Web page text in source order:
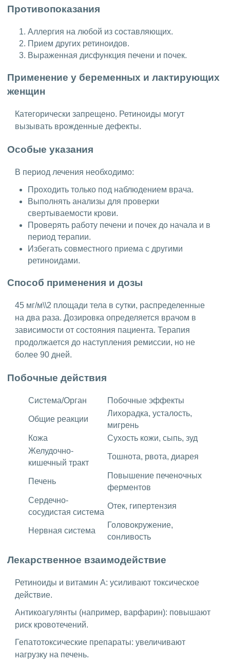
Противопоказания
Аллергия на любой из составляющих.
Прием других ретиноидов.
Выраженная дисфункция печени и почек.
Применение у беременных и лактирующих
женщин
Категорически запрещено. Ретиноиды могут
вызывать врожденные дефекты.
Особые указания
В период лечения необходимо:
Проходить только под наблюдением врача.
Выполнять анализы для проверки
свертываемости крови.
Проверять работу печени и почек до начала и в
период терапии.
Избегать совместного приема с другими
ретиноидами.
Способ применения и дозы
45 мг/м\\2 площади тела в сутки, распределенные
на два раза. Дозировка определяется врачом в
зависимости от состояния пациента. Терапия
продолжается до наступления ремиссии, но не
более 90 дней.
Побочные действия
Система/Орган Побочные эффекты
Общие реакции
Лихорадка, усталость,
мигрень
Кожа
Сухость кожи, сыпь, зуд
Желудочно-
кишечный тракт
Тошнота, рвота, диарея
Печень
Повышение печеночных
ферментов
Сердечно-
сосудистая система
Отек, гипертензия
Нервная система
Головокружение,
сонливость
Лекарственное взаимодействие
Ретиноиды и витамин А: усиливают токсическое
действие.
Антикоагулянты (например, варфарин): повышают
риск кровотечений.
Гепатотоксические препараты: увеличивают
нагрузку на печень.